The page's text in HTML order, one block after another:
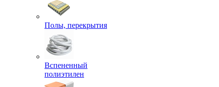
Полы, перекрытия
Вспененный
полиэтилен